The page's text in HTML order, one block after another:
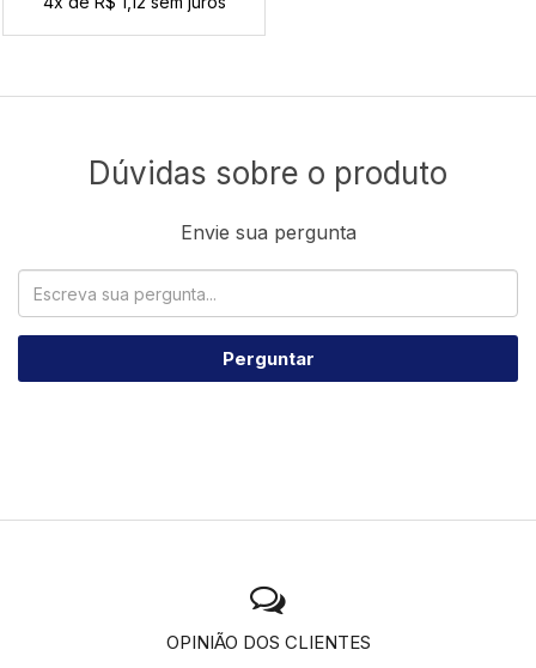
Dúvidas sobre o produto
Envie sua pergunta
Perguntar
OPINIÃO DOS CLIENTES